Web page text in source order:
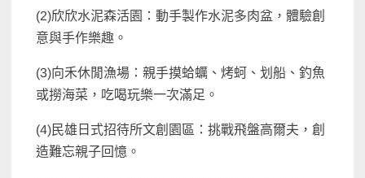
(2)欣欣水泥森活園：動手製作水泥多肉盆，體驗創
意與手作樂趣。
(3)向禾休閒漁場：親手摸蛤蠣、烤蚵、划船、釣魚
或撈海菜，吃喝玩樂一次滿足。
(4)民雄日式招待所文創園區：挑戰飛盤高爾夫，創
造難忘親子回憶。